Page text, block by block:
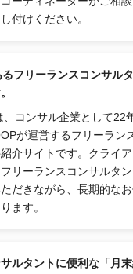
付けください。
フリーランスコンサル
コンサル企業として22
が運営するフリーラン
介サイトです。クライ
リーランスコンサルタ
だきながら、長期的な
ます。
ルタントに便利な「月